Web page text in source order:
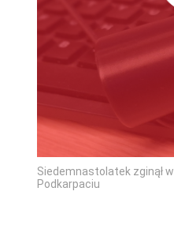
Siedemnastolatek zginął
Podkarpaciu